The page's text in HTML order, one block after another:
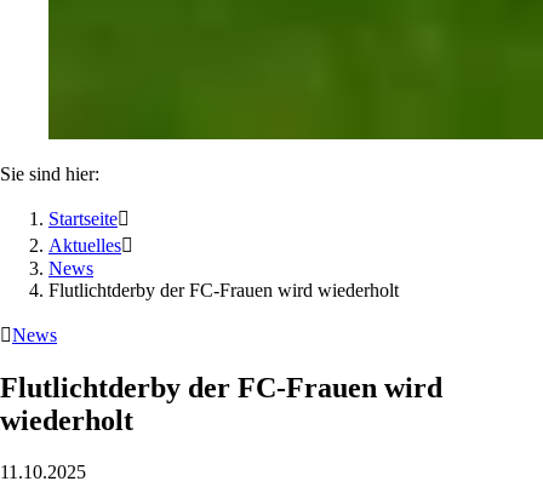
Sie sind hier:
Startseite
Aktuelles
News
Flutlichtderby der FC-Frauen wird wiederholt
News
Flutlichtderby der FC-Frauen wird
wiederholt
11.10.2025